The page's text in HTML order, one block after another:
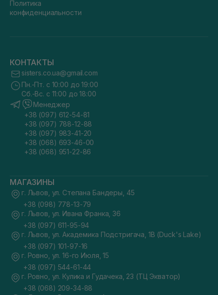
Политика
конфиденциальности
КОНТАКТЫ
sisters.co.ua@gmail.com
Пн.-Пт. с 10:00 до 19:00
Сб.-Вс. с 11:00 до 18:00
Менеджер
+38 (097) 612-54-81
+38 (097) 788-12-88
+38 (097) 983-41-20
+38 (068) 693-46-00
+38 (068) 951-22-86
МАГАЗИНЫ
г. Львов, ул. Степана Бандеры, 45
+38 (098) 778-13-79
г. Львов, ул. Ивана Франка, 36
+38 (097) 611-95-94
г. Львов, ул. Академика Подстригача, 1В (Duck's Lake)
+38 (097) 101-97-16
г. Ровно, ул. 16-го Июля, 15
+38 (097) 544-61-44
г. Ровно, ул. Кулика и Гудачека, 23 (ТЦ Экватор)
+38 (068) 209-34-88